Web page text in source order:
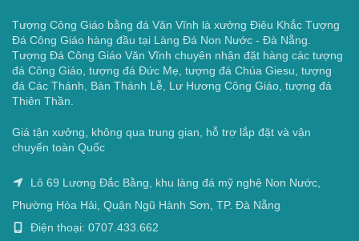
Tượng Công Giáo bằng đá Văn Vĩnh là xưởng Điêu Khắc Tượng
Đá Công Giáo hàng đầu tại Làng Đá Non Nước - Đà Nẵng.
Tượng Đá Công Giáo Văn Vĩnh chuyên nhận đặt hàng các tượng
đá Công Giáo, tượng đá Đức Mẹ, tượng đá Chúa Giesu, tượng
đá Các Thánh, Bàn Thánh Lễ, Lư Hương Công Giáo, tượng đá
Thiên Thần.
Giá tận xưởng, không qua trung gian, hỗ trợ lắp đặt và vận
chuyển toàn Quốc
Lô 69 Lương Đắc Bằng, khu làng đá mỹ nghệ Non Nước,
Phường Hòa Hải, Quận Ngũ Hành Sơn, TP. Đà Nẵng
Điện thoại: 0707.433.662